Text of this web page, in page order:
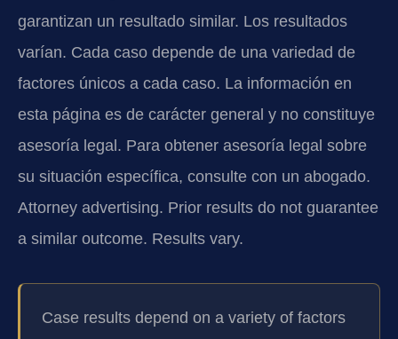
garantizan un resultado similar. Los resultados
varían. Cada caso depende de una variedad de
factores únicos a cada caso. La información en
esta página es de carácter general y no constituye
asesoría legal. Para obtener asesoría legal sobre
su situación específica, consulte con un abogado.
Attorney advertising. Prior results do not guarantee
a similar outcome. Results vary.
Case results depend on a variety of factors